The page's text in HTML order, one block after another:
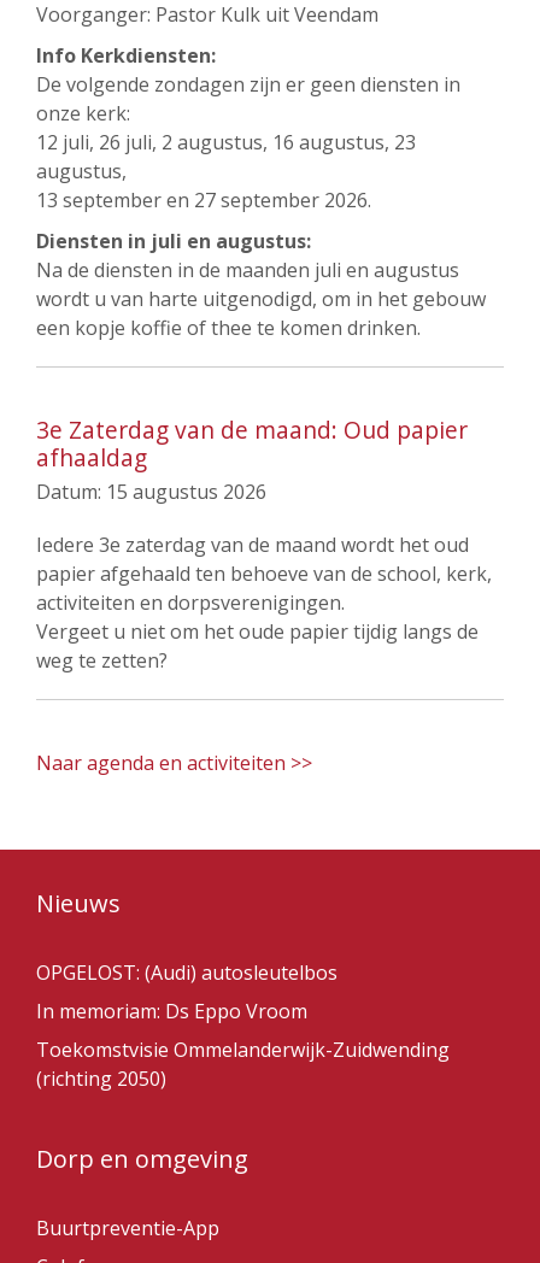
Voorganger: Pastor Kulk uit Veendam
Info Kerkdiensten:
De volgende zondagen zijn er geen diensten in
onze kerk:
12 juli, 26 juli, 2 augustus, 16 augustus, 23
augustus,
13 september en 27 september 2026.
Diensten in juli en augustus:
Na de diensten in de maanden juli en augustus
wordt u van harte uitgenodigd, om in het gebouw
een kopje koffie of thee te komen drinken.
3e Zaterdag van de maand: Oud papier
afhaaldag
Datum: 15 augustus 2026
Iedere 3e zaterdag van de maand wordt het oud
papier afgehaald ten behoeve van de school, kerk,
activiteiten en dorpsverenigingen.
Vergeet u niet om het oude papier tijdig langs de
weg te zetten?
Naar agenda en activiteiten >>
Nieuws
OPGELOST: (Audi) autosleutelbos
In memoriam: Ds Eppo Vroom
Toekomstvisie Ommelanderwijk-Zuidwending
(richting 2050)
Dorp en omgeving
Buurtpreventie-App